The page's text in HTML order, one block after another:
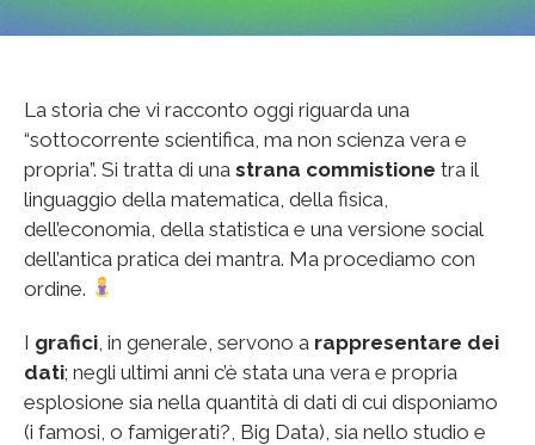
La storia che vi racconto oggi riguarda una
“sottocorrente scientifica, ma non scienza vera e
propria”. Si tratta di una strana commistione tra il
linguaggio della matematica, della fisica,
dell’economia, della statistica e una versione social
dell’antica pratica dei mantra. Ma procediamo con
ordine.
I grafici , in generale, servono a rappresentare dei
dati; negli ultimi anni c’è stata una vera e propria
esplosione sia nella quantità di dati di cui disponiamo
(i famosi, o famigerati?, Big Data), sia nello studio e